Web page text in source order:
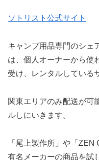
ソトリスト公式サイト
キャンプ用品専門のシェ
は、個人オーナーから使
受け、レンタルしている
関東エリアのみ配送が可
ルしにいきます。
「尾上製作所」や「
有名メーカーの商品を試